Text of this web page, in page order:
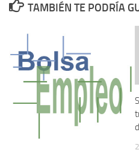
TAMBIÉN TE PODRÍA